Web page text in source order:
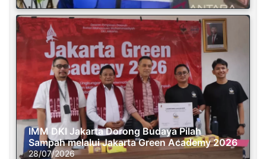
IMM DKI Jakarta Dorong Budaya Pilah
Sampah melalui Jakarta Green Academy 2026
28/07/2026